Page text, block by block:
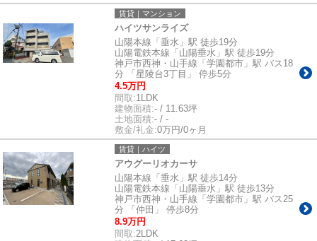
賃貸｜マンション
ハイツサンライズ
山陽本線「垂水」駅 徒歩19分
山陽電鉄本線「山陽垂水」駅 徒歩19分
神戸市西神・山手線「学園都市」駅 バス18
分 「星陵台3丁目」 停歩5分
4.5万円
間取:1LDK
建物面積:- / 11.63坪
土地面積:- / -
敷金/礼金:0万円/0ヶ月
賃貸｜ハイツ
アウグーリオカーサ
山陽本線「垂水」駅 徒歩14分
山陽電鉄本線「山陽垂水」駅 徒歩13分
神戸市西神・山手線「学園都市」駅 バス25
分 「仲田」 停歩8分
8.9万円
間取:2LDK